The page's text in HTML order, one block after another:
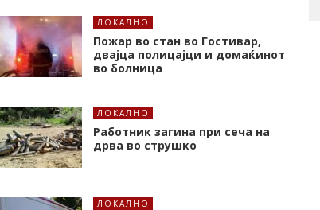
ЛОКАЛНО
Пожар во стан во Гостивар,
двајца полицајци и домаќинот
во болница
ЛОКАЛНО
Работник загина при сеча на
дрва во струшко
ЛОКАЛНО